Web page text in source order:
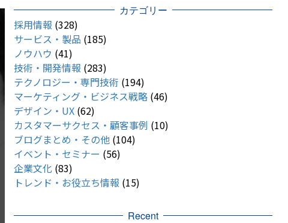
カテゴリー
採用情報 (328)
サービス・製品 (185)
ノウハウ (41)
技術・開発情報 (283)
テクノロジー・専門技術 (194)
マーケティング・ビジネス戦略 (46)
デザイン・UX (62)
カスタマーサクセス・顧客事例 (10)
ブログまとめ・その他 (104)
イベント・セミナー (56)
企業文化 (83)
トレンド・お役立ち情報 (15)
Recent